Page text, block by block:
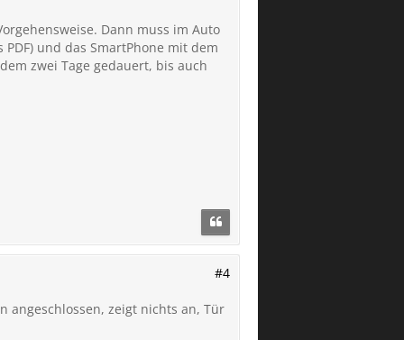
Dann muss im Auto
und das SmartPhone mit dem
zwei Tage gedauert, bis auch
#4
angeschlossen, zeigt nichts an, Tür